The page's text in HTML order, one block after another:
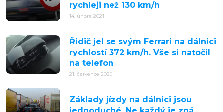
rychleji než 130 km/h
14. února 2021
Řidič jel se svým Ferrari na dálnici
rychlostí 372 km/h. Vše si natočil
na telefon
21. července 2020
Základy jízdy na dálnici jsou